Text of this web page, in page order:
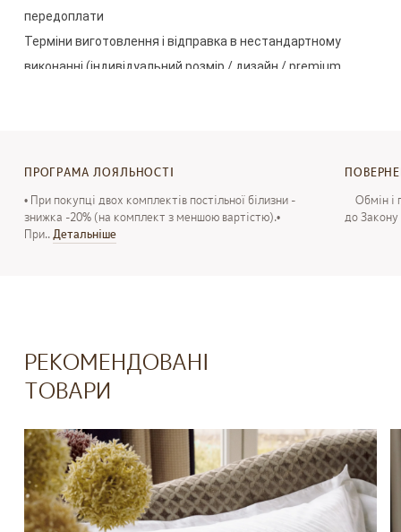
передоплати
Терміни виготовлення і відправкав нестандартному
виконанні (індивідуальний розмір / дизайн /premium
ПРОГРАМА ЛОЯЛЬНОСТІ
• При покупці двох комплектів постільної білизни -
знижка -20% (на комплект з меншою вартістю).•
При..Детальнiше
Обмін і
до Закону
РЕКОМЕНДОВАНІ
ТОВАРИ